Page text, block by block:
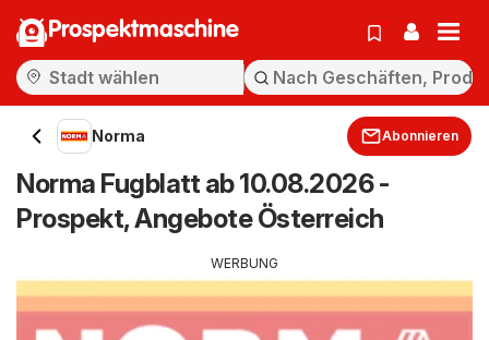
Prospektmaschine
Norma Abonnieren
Norma Fugblatt ab 10.08.2026 -
Prospekt, Angebote Österreich
WERBUNG